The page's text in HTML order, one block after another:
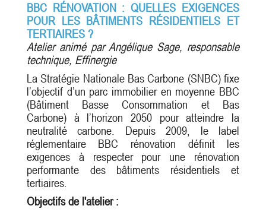
BBC RÉNOVATION : QUELLES EXIGENCES
POUR LES BÂTIMENTS RÉSIDENTIELS ET
TERTIAIRES ?
Atelier animé par Angélique Sage, responsable
technique, Effinergie
La Stratégie Nationale Bas Carbone (SNBC) fixe
l’objectif d’un parc immobilier en moyenne BBC
(Bâtiment Basse Consommation et Bas
Carbone) à l’horizon 2050 pour atteindre la
neutralité carbone. Depuis 2009, le label
réglementaire BBC rénovation définit les
exigences à respecter pour une rénovation
performante des bâtiments résidentiels et
tertiaires.
Objectifs de l'atelier :